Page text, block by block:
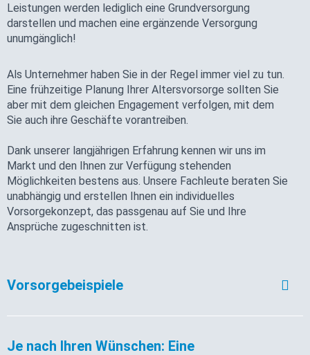
Leistungen werden lediglich eine Grundversorgung
darstellen und machen eine ergänzende Versorgung
unumgänglich!
Als Unternehmer haben Sie in der Regel immer viel zu tun.
Eine frühzeitige Planung Ihrer Altersvorsorge sollten Sie
aber mit dem gleichen Engagement verfolgen, mit dem
Sie auch ihre Geschäfte vorantreiben.
Dank unserer langjährigen Erfahrung kennen wir uns im
Markt und den Ihnen zur Verfügung stehenden
Möglichkeiten bestens aus. Unsere Fachleute beraten Sie
unabhängig und erstellen Ihnen ein individuelles
Vorsorgekonzept, das passgenau auf Sie und Ihre
Ansprüche zugeschnitten ist.
Vorsorgebeispiele
Je nach Ihren Wünschen: Eine